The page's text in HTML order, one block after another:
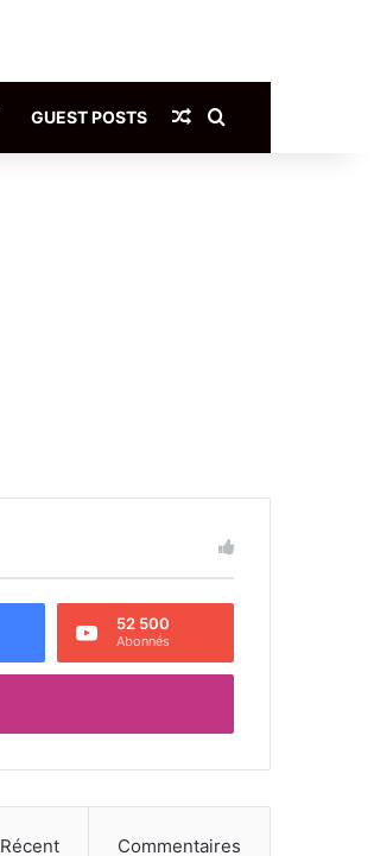
GUEST POSTS Article Aléatoire
52 500
Abonnés
Récent Commentaires